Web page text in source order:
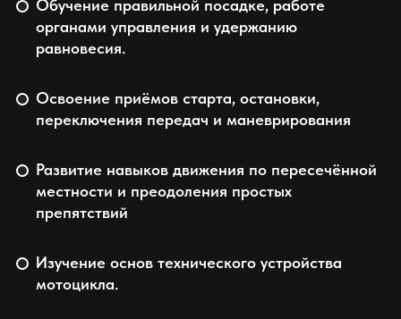
Обучение правильной посадке, работе
органами управления и удержанию
равновесия.
Освоение приёмов старта, остановки,
переключения передач и маневрирования
Развитие навыков движения по пересечённой
местности и преодоления простых
препятствий
Изучение основ технического устройства
мотоцикла.